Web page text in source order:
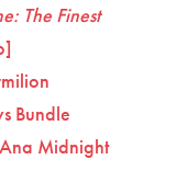
The Finest
Bundle
Midnight